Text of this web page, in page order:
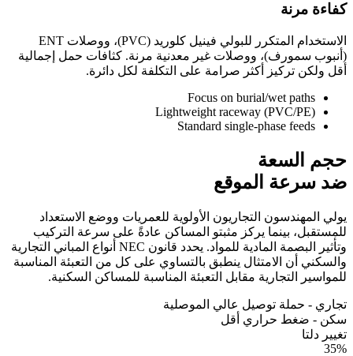
كفاءة مرنة
الاستخدام المتكرر للبولي فينيل كلوريد (PVC)، ووصلات ENT
(أنبوب سمورف)، ووصلات غير معدنية مرنة. كثافات حمل إجمالية
أقل ولكن تركيز أكثر صرامة على التكلفة لكل دائرة.
Focus on burial/wet paths
Lightweight raceway (PVC/PE)
Standard single-phase feeds
حجم السعة
ضد سرعة الموقع
يولي المهندسون التجاريون الأولوية للعمريات ووضع الاستعداد
للمستقبل، بينما يركز مثبتو المساكن عادةً على سرعة التركيب
وتأثير البصمة المادية للمواد. يحدد قانون NEC أنواع المباني التجارية
والسكني أن الامتثال ينطبق بالتساوي على كل من التعبئة المناسبة
للمواسير التجارية مقابل التعبئة المناسبة للمساكن السكنية.
تجاري - حملة توصيل عالي الموصلية
سكن - ضغط حراري أقل
تغيير دلتا
35%